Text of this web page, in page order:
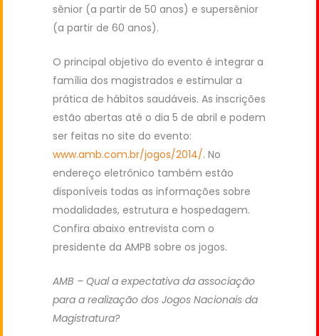
sênior (a partir de 50 anos) e supersênior
(a partir de 60 anos).
O principal objetivo do evento é integrar a
família dos magistrados e estimular a
prática de hábitos saudáveis. As inscrições
estão abertas até o dia 5 de abril e podem
ser feitas no site do evento:
www.amb.com.br/jogos/2014/. No
endereço eletrônico também estão
disponíveis todas as informações sobre
modalidades, estrutura e hospedagem.
Confira abaixo entrevista com o
presidente da AMPB sobre os jogos.
AMB – Qual a expectativa da associação
para a realização dos Jogos Nacionais da
Magistratura?